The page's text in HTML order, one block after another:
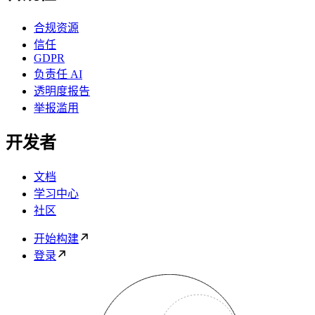
合规资源
信任
GDPR
负责任 AI
透明度报告
举报滥用
开发者
文档
学习中心
社区
开始构建
登录